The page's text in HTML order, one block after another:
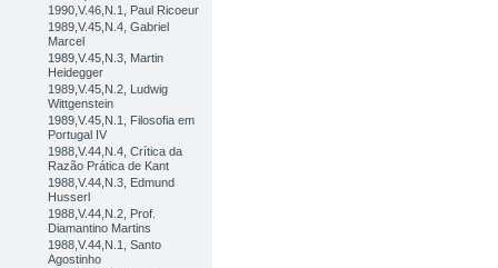
1990,V.46,N.1, Paul Ricoeur
1989,V.45,N.4, Gabriel
Marcel
1989,V.45,N.3, Martin
Heidegger
1989,V.45,N.2, Ludwig
Wittgenstein
1989,V.45,N.1, Filosofia em
Portugal IV
1988,V.44,N.4, Crítica da
Razão Prática de Kant
1988,V.44,N.3, Edmund
Husserl
1988,V.44,N.2, Prof.
Diamantino Martins
1988,V.44,N.1, Santo
Agostinho